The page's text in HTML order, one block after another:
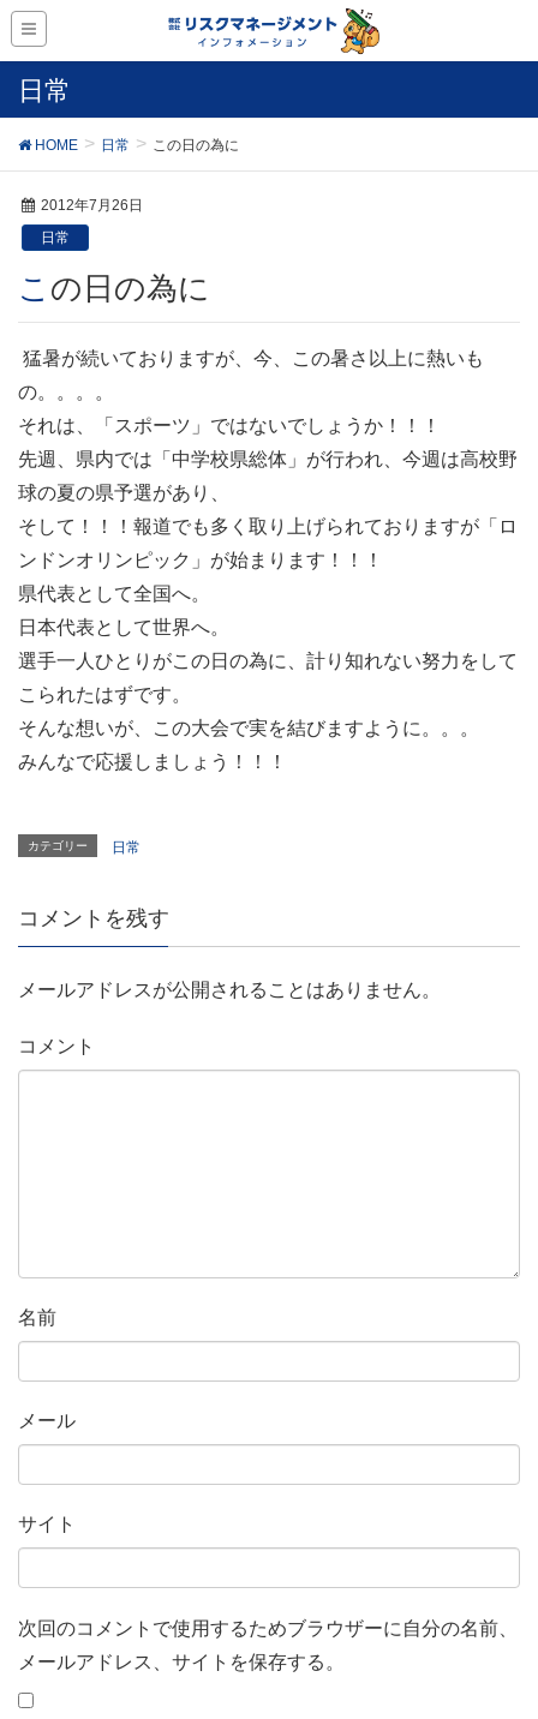
日常
HOME 日常 この日の為に
2012年7月26日
日常
この日の為に
猛暑が続いておりますが、今、この暑さ以上に熱いも
の。。。。
それは、「スポーツ」ではないでしょうか！！！
先週、県内では「中学校県総体」が行われ、今週は高校野
球の夏の県予選があり、
そして！！！報道でも多く取り上げられておりますが「ロ
ンドンオリンピック」が始まります！！！
県代表として全国へ。
日本代表として世界へ。
選手一人ひとりがこの日の為に、計り知れない努力をして
こられたはずです。
そんな想いが、この大会で実を結びますように。。。
みんなで応援しましょう！！！
カテゴリー 日常
コメントを残す
メールアドレスが公開されることはありません。
コメント
名前
メール
サイト
次回のコメントで使用するためブラウザーに自分の名前、
メールアドレス、サイトを保存する。